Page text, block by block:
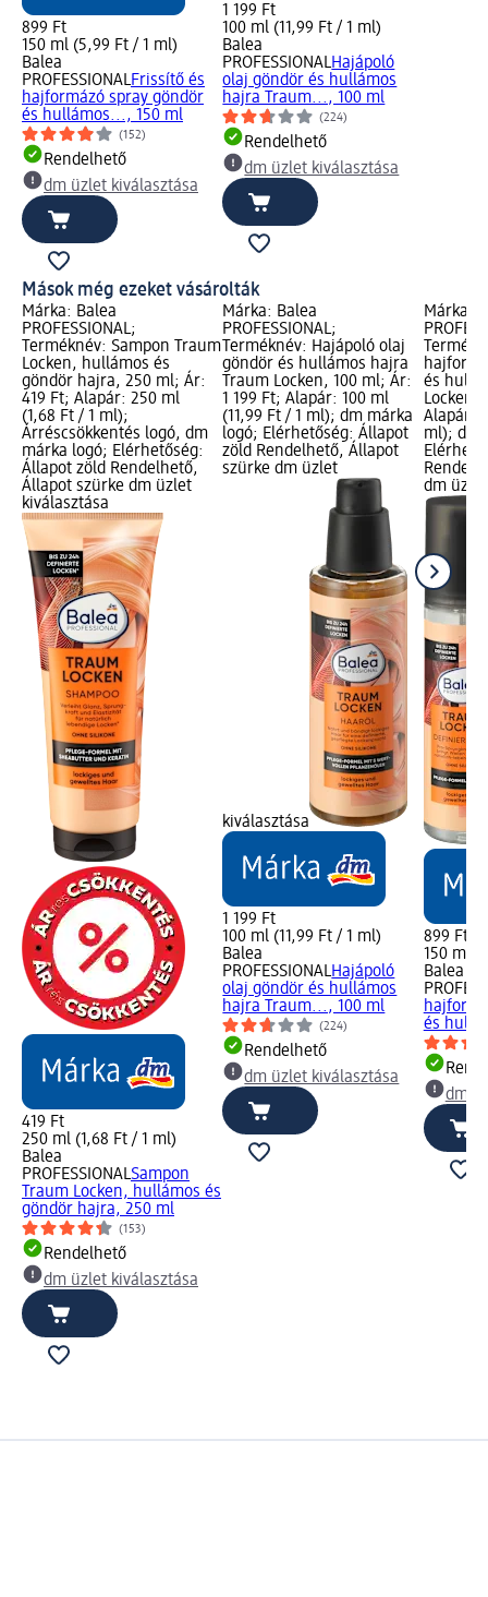
899 Ft
150 ml (5,99 Ft / 1 ml)
Balea
PROFESSIONALFrissítő és
hajformázó spray göndör
és hullámos..., 150 ml
(152)
Rendelhető
dm üzlet kiválasztása
1 199 Ft
100 ml (11,99 Ft / 1 ml)
Balea
PROFESSIONALHajápoló
olaj göndör és hullámos
hajra Traum..., 100 ml
(224)
Rendelhető
dm üzlet kiválasztása
Mások még ezeket vásárolták
Márka: Balea
PROFESSIONAL;
Terméknév: Sampon Traum
Locken, hullámos és
göndör hajra, 250 ml; Ár:
419 Ft; Alapár: 250 ml
(1,68 Ft / 1 ml);
Árréscsökkentés logó, dm
márka logó; Elérhetőség:
Állapot zöld Rendelhető,
Állapot szürke dm üzlet
kiválasztása
419 Ft
250 ml (1,68 Ft / 1 ml)
Balea
PROFESSIONALSampon
Traum Locken, hullámos és
göndör hajra, 250 ml
(153)
Rendelhető
dm üzlet kiválasztása
Márka: Balea
PROFESSIONAL;
Terméknév: Hajápoló olaj
göndör és hullámos hajra
Traum Locken, 100 ml; Ár:
1 199 Ft; Alapár: 100 ml
(11,99 Ft / 1 ml); dm márka
logó; Elérhetőség: Állapot
zöld Rendelhető, Állapot
szürke dm üzlet
kiválasztása
1 199 Ft
100 ml (11,99 Ft / 1 ml)
Balea
PROFESSIONALHajápoló
olaj göndör és hullámos
hajra Traum..., 100 ml
(224)
Rendelhető
dm üzlet kiválasztása
Márka:
és
Locken,
Alapár:
ml); dm
dm
899 Ft
150 ml
Balea
és
dm